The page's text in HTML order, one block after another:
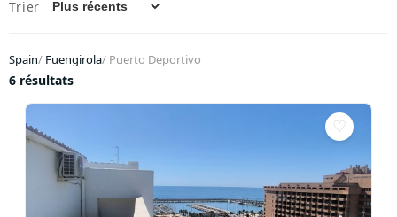
Trier
Spain/ Fuengirola/ Puerto Deportivo
6 résultats
♡